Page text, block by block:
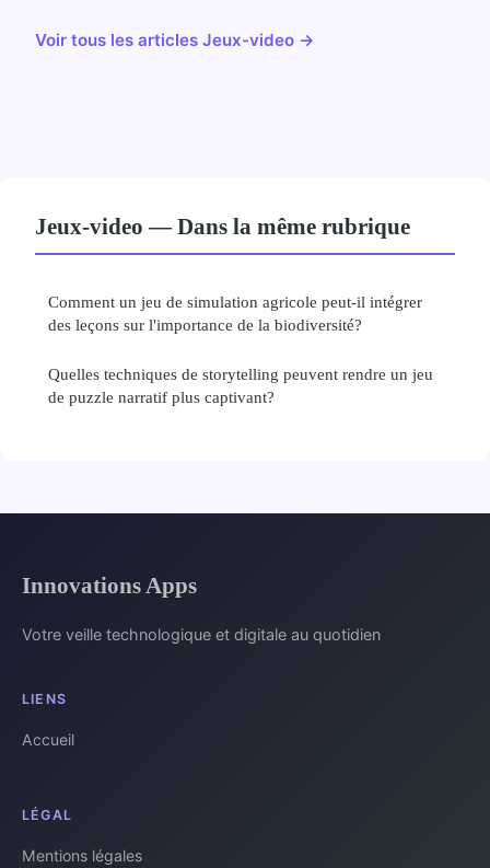
Voir tous les articles Jeux-video →
Jeux-video — Dans la même rubrique
Comment un jeu de simulation agricole peut-il intégrer
des leçons sur l'importance de la biodiversité?
Quelles techniques de storytelling peuvent rendre un jeu
de puzzle narratif plus captivant?
Innovations Apps
Votre veille technologique et digitale au quotidien
LIENS
Accueil
LÉGAL
Mentions légales